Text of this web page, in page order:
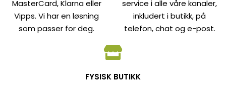
MasterCard, Klarna eller
Vipps. Vi har en løsning
som passer for deg.
service i alle våre kanaler,
inkludert i butikk, på
telefon, chat og e-post.
FYSISK BUTIKK